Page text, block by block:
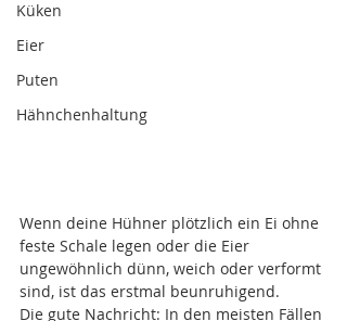
Küken
Eier
Puten
Hähnchenhaltung
Wenn deine Hühner plötzlich ein Ei ohne
feste Schale legen oder die Eier
ungewöhnlich dünn, weich oder verformt
sind, ist das erstmal beunruhigend.
Die gute Nachricht: In den meisten Fällen